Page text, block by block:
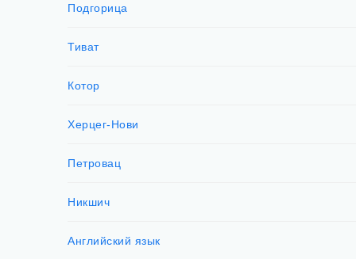
Подгорица
Тиват
Котор
Херцег-Нови
Петровац
Никшич
Английский язык